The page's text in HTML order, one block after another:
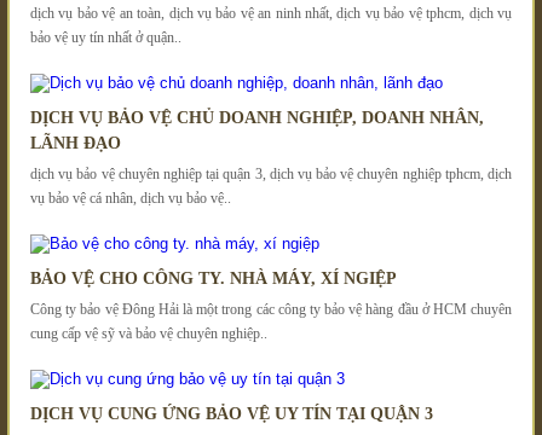
dịch vụ bảo vệ an toàn, dịch vụ bảo vệ an ninh nhất, dịch vụ bảo vệ tphcm, dịch vụ
bảo vệ uy tín nhất ở quận..
DỊCH VỤ BẢO VỆ CHỦ DOANH NGHIỆP, DOANH NHÂN,
LÃNH ĐẠO
dịch vụ bảo vệ chuyên nghiệp tại quận 3, dịch vụ bảo vệ chuyên nghiệp tphcm, dịch
vụ bảo vệ cá nhân, dịch vụ bảo vệ..
BẢO VỆ CHO CÔNG TY. NHÀ MÁY, XÍ NGIỆP
Công ty bảo vệ Đông Hải là một trong các công ty bảo vệ hàng đầu ở HCM chuyên
cung cấp vệ sỹ và bảo vệ chuyên nghiệp..
DỊCH VỤ CUNG ỨNG BẢO VỆ UY TÍN TẠI QUẬN 3